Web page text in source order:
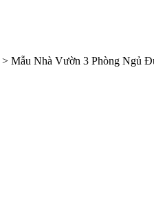
> Mẫu Nhà Vườn 3 Phòng Ngủ